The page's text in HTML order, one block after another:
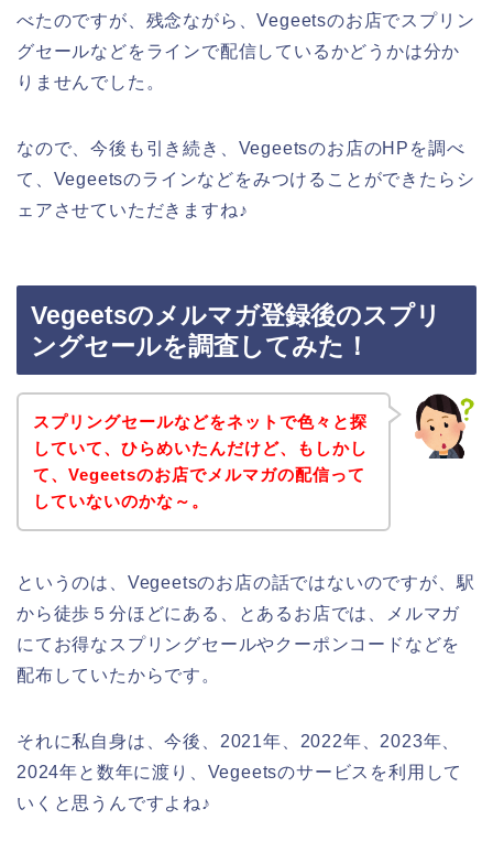
べたのですが、残念ながら、Vegeetsのお店でスプリン
グセールなどをラインで配信しているかどうかは分か
りませんでした。
なので、今後も引き続き、Vegeetsのお店のHPを調べ
て、Vegeetsのラインなどをみつけることができたらシ
ェアさせていただきますね♪
Vegeetsのメルマガ登録後のスプリ
ングセールを調査してみた！
スプリングセールなどをネットで色々と探
していて、ひらめいたんだけど、もしかし
て、Vegeetsのお店でメルマガの配信って
していないのかな～。
というのは、Vegeetsのお店の話ではないのですが、駅
から徒歩５分ほどにある、とあるお店では、メルマガ
にてお得なスプリングセールやクーポンコードなどを
配布していたからです。
それに私自身は、今後、2021年、2022年、2023年、
2024年と数年に渡り、Vegeetsのサービスを利用して
いくと思うんですよね♪